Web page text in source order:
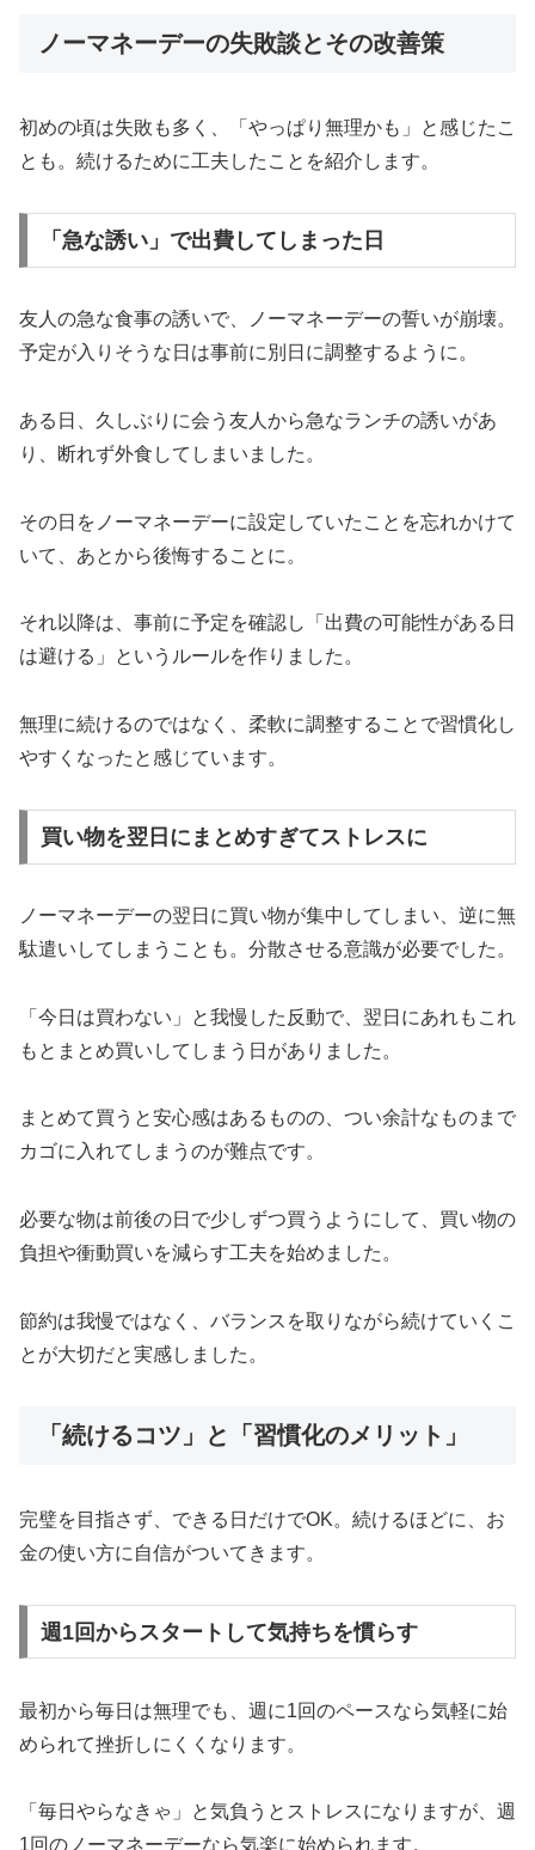
ノーマネーデーの失敗談とその改善策
初めの頃は失敗も多く、「やっぱり無理かも」と感じたこ
とも。続けるために工夫したことを紹介します。
「急な誘い」で出費してしまった日
友人の急な食事の誘いで、ノーマネーデーの誓いが崩壊。
予定が入りそうな日は事前に別日に調整するように。
ある日、久しぶりに会う友人から急なランチの誘いがあ
り、断れず外食してしまいました。
その日をノーマネーデーに設定していたことを忘れかけて
いて、あとから後悔することに。
それ以降は、事前に予定を確認し「出費の可能性がある日
は避ける」というルールを作りました。
無理に続けるのではなく、柔軟に調整することで習慣化し
やすくなったと感じています。
買い物を翌日にまとめすぎてストレスに
ノーマネーデーの翌日に買い物が集中してしまい、逆に無
駄遣いしてしまうことも。分散させる意識が必要でした。
「今日は買わない」と我慢した反動で、翌日にあれもこれ
もとまとめ買いしてしまう日がありました。
まとめて買うと安心感はあるものの、つい余計なものまで
カゴに入れてしまうのが難点です。
必要な物は前後の日で少しずつ買うようにして、買い物の
負担や衝動買いを減らす工夫を始めました。
節約は我慢ではなく、バランスを取りながら続けていくこ
とが大切だと実感しました。
「続けるコツ」と「習慣化のメリット」
完璧を目指さず、できる日だけでOK。続けるほどに、お
金の使い方に自信がついてきます。
週1回からスタートして気持ちを慣らす
最初から毎日は無理でも、週に1回のペースなら気軽に始
められて挫折しにくくなります。
「毎日やらなきゃ」と気負うとストレスになりますが、週
1回のノーマネーデーなら気楽に始められます。